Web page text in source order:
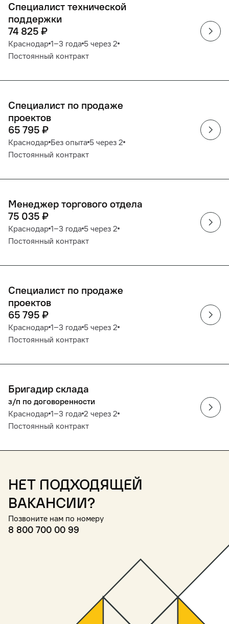
Специалист технической
поддержки
74 825 ₽
Краснодар 1‒3 года 5 через 2
Постоянный контракт
Специалист по продаже
проектов
65 795 ₽
Краснодар Без опыта 5 через 2
Постоянный контракт
Менеджер торгового отдела
75 035 ₽
Краснодар 1‒3 года 5 через 2
Постоянный контракт
Специалист по продаже
проектов
65 795 ₽
Краснодар 1‒3 года 5 через 2
Постоянный контракт
Бригадир склада
з/п по договоренности
Краснодар 1‒3 года 2 через 2
Постоянный контракт
Нет подходящей
вакансии?
Позвоните нам по номеру
8 800 700 00 99